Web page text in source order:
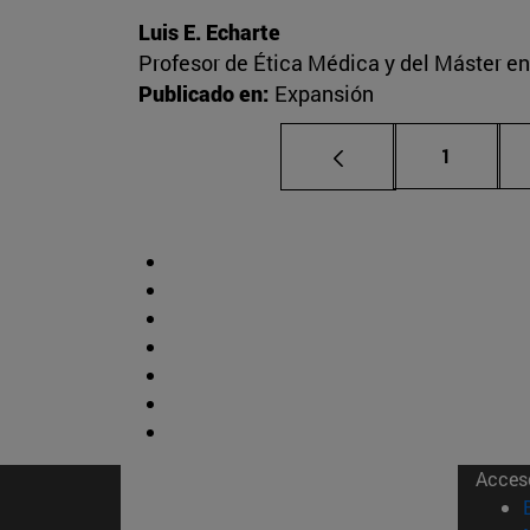
Luis E. Echarte
Profesor de Ética Médica y del Máster
Publicado en: Expansión
Página
1